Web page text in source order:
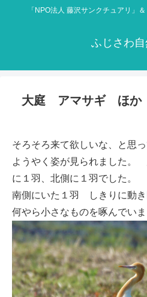
「NPO法人 藤沢サンクチュアリ」
ふじさわ
大庭 アマサギ ほか
そろそろ来て欲しいな、と思
ようやく姿が見られました。
に１羽、北側に１羽でした。
南側にいた１羽 しきりに動き
何やら小さなものを啄んでいま